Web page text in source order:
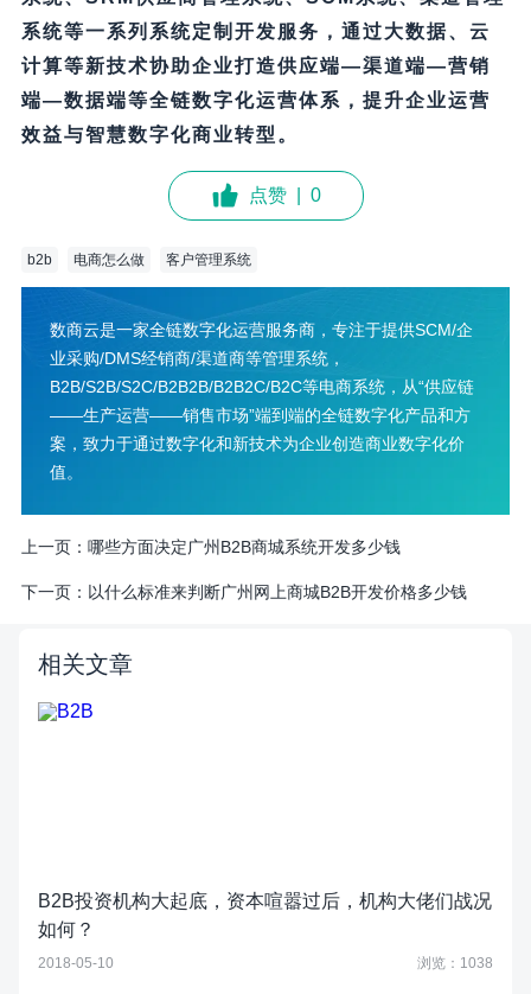
系统等一系列系统定制开发服务，通过大数据、云
计算等新技术协助企业打造供应端—渠道端—营销
端—数据端等全链数字化运营体系，提升企业运营
效益与智慧数字化商业转型。
点赞 0
b2b 电商怎么做 客户管理系统
数商云是一家全链数字化运营服务商，专注于提供SCM/企
业采购/DMS经销商/渠道商等管理系统，
B2B/S2B/S2C/B2B2B/B2B2C/B2C等电商系统，从“供应链
——生产运营——销售市场”端到端的全链数字化产品和方
案，致力于通过数字化和新技术为企业创造商业数字化价
值。
上一页： 哪些方面决定广州B2B商城系统开发多少钱
下一页： 以什么标准来判断广州网上商城B2B开发价格多少钱
相关文章
B2B投资机构大起底，资本喧嚣过后，机构大佬们战况
如何？
2018-05-10 浏览：1038